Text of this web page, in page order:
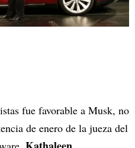
fue favorable a Musk, no
de enero de la jueza del